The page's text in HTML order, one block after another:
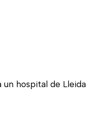
un hospital de Lleida